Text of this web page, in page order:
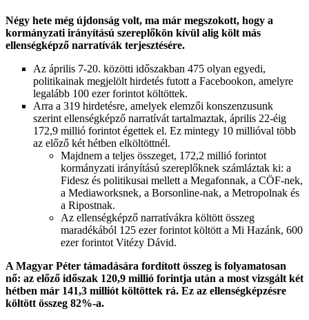
Négy hete még újdonság volt, ma már megszokott, hogy a
kormányzati irányítású szereplőkön kívül alig költ más
ellenségképző narratívák terjesztésére.
Az április 7-20. közötti időszakban 475 olyan egyedi,
politikainak megjelölt hirdetés futott a Facebookon, amelyre
legalább 100 ezer forintot költöttek.
Arra a 319 hirdetésre, amelyek elemzői konszenzusunk
szerint ellenségképző narratívát tartalmaztak, április 22-éig
172,9 millió forintot égettek el. Ez mintegy 10 millióval több
az előző két hétben elköltöttnél.
Majdnem a teljes összeget, 172,2 millió forintot
kormányzati irányítású szereplőknek számláztak ki: a
Fidesz és politikusai mellett a Megafonnak, a CÖF-nek,
a Mediaworksnek, a Borsonline-nak, a Metropolnak és
a Ripostnak.
Az ellenségképző narratívákra költött összeg
maradékából 125 ezer forintot költött a Mi Hazánk, 600
ezer forintot Vitézy Dávid.
A Magyar Péter támadására fordított összeg is folyamatosan
nő: az előző időszak 120,9 millió forintja után a most vizsgált két
hétben már 141,3 milliót költöttek rá. Ez az ellenségképzésre
költött összeg 82%-a.